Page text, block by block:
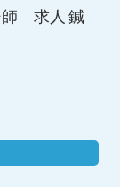
師 求人 鍼